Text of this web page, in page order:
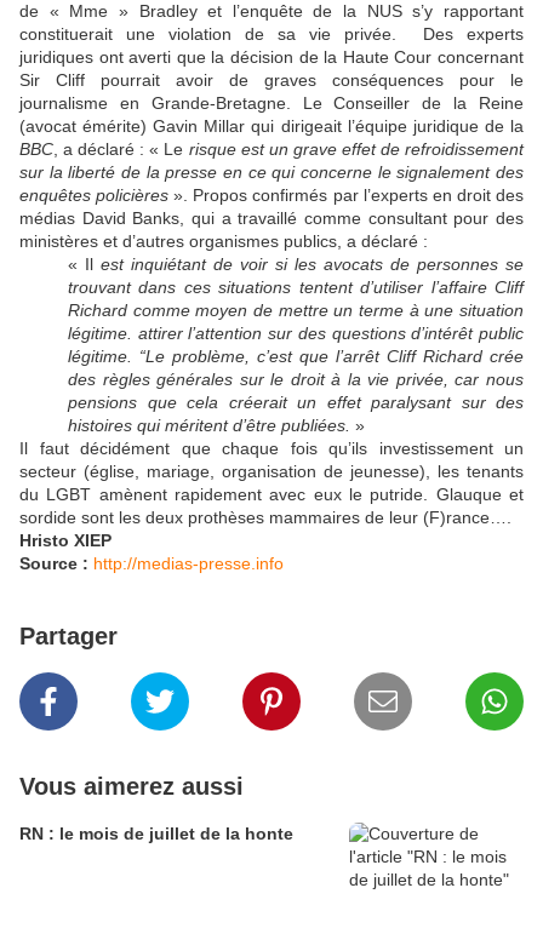
de « Mme » Bradley et l’enquête de la NUS s’y rapportant
constituerait une violation de sa vie privée. Des experts
juridiques ont averti que la décision de la Haute Cour concernant
Sir Cliff pourrait avoir de graves conséquences pour le
journalisme en Grande-Bretagne. Le Conseiller de la Reine
(avocat émérite) Gavin Millar qui dirigeait l’équipe juridique de la
BBC , a déclaré : « Le risque est un grave effet de refroidissement
sur la liberté de la presse en ce qui concerne le signalement des
enquêtes policières ». Propos confirmés par l’experts en droit des
médias David Banks, qui a travaillé comme consultant pour des
ministères et d’autres organismes publics, a déclaré :
« Il est inquiétant de voir si les avocats de personnes se
trouvant dans ces situations tentent d’utiliser l’affaire Cliff
Richard comme moyen de mettre un terme à une situation
légitime. attirer l’attention sur des questions d’intérêt public
légitime. “Le problème, c’est que l’arrêt Cliff Richard crée
des règles générales sur le droit à la vie privée, car nous
pensions que cela créerait un effet paralysant sur des
histoires qui méritent d’être publiées. »
Il faut décidément que chaque fois qu’ils investissement un
secteur (église, mariage, organisation de jeunesse), les tenants
du LGBT amènent rapidement avec eux le putride. Glauque et
sordide sont les deux prothèses mammaires de leur (F)rance….
Hristo XIEP
Source : http://medias-presse.info
Partager
Vous aimerez aussi
RN : le mois de juillet de la honte